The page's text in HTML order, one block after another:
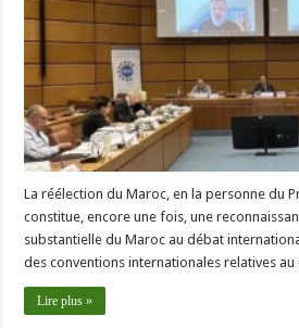
La réélection du Maroc, en la personne du
constitue, encore une fois, une
substantielle du Maroc au débat
des conventions internationales relatives
Lire plus »